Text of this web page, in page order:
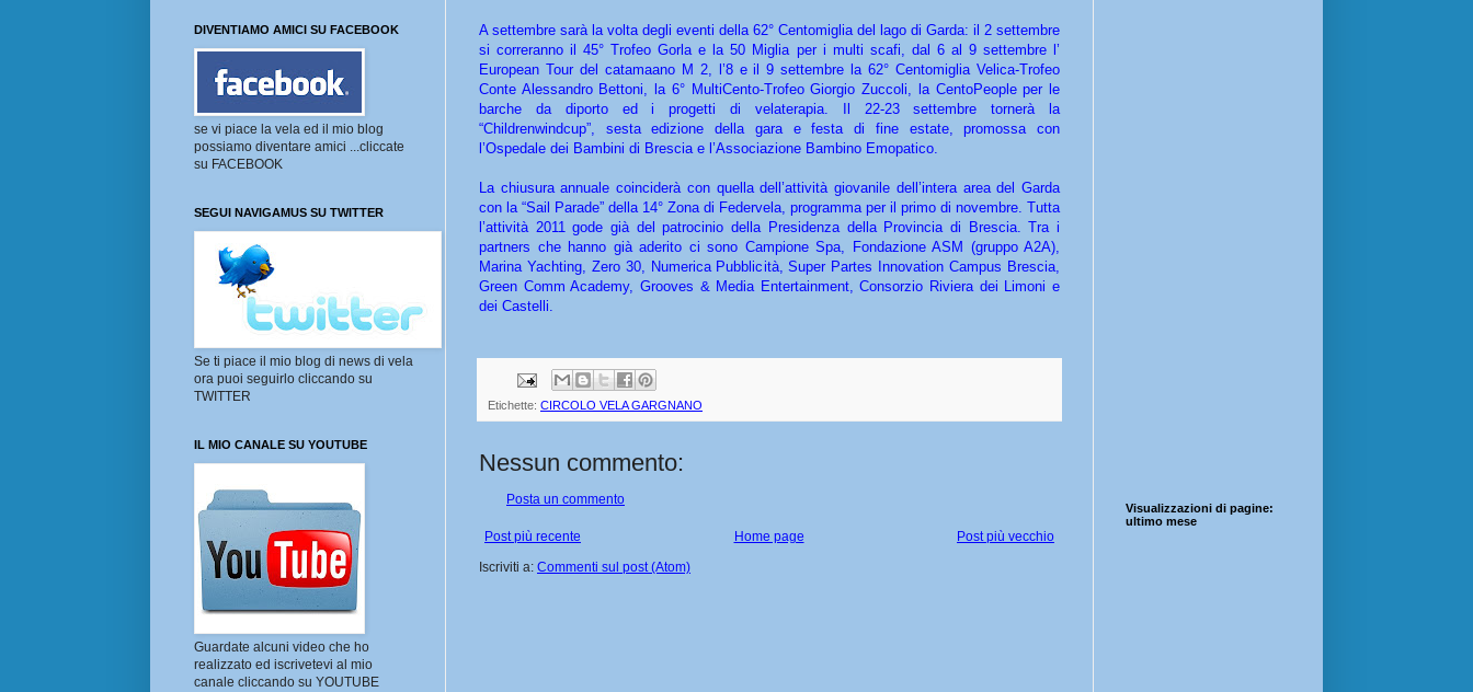
A settembre sarà la volta degli eventi della 62° Centomiglia del lago di Garda: il 2 settembre
si correranno il 45° Trofeo Gorla e la 50 Miglia per i multi scafi, dal 6 al 9 settembre l’
European Tour del catamaano M 2, l’8 e il 9 settembre la 62° Centomiglia Velica-Trofeo
Conte Alessandro Bettoni, la 6° MultiCento-Trofeo Giorgio Zuccoli, la CentoPeople per le
barche da diporto ed i progetti di velaterapia. Il 22-23 settembre tornerà la
“Childrenwindcup”, sesta edizione della gara e festa di fine estate, promossa con
l’Ospedale dei Bambini di Brescia e l’Associazione Bambino Emopatico.
La chiusura annuale coinciderà con quella dell’attività giovanile dell’intera area del Garda
con la “Sail Parade” della 14° Zona di Federvela, programma per il primo di novembre. Tutta
l’attività 2011 gode già del patrocinio della Presidenza della Provincia di Brescia. Tra i
partners che hanno già aderito ci sono Campione Spa, Fondazione ASM (gruppo A2A),
Marina Yachting, Zero 30, Numerica Pubblicità, Super Partes Innovation Campus Brescia,
Green Comm Academy, Grooves & Media Entertainment, Consorzio Riviera dei Limoni e
dei Castelli.
Etichette: CIRCOLO VELA GARGNANO
Nessun commento:
Posta un commento
Post più recente Post più vecchio
Home page
Iscriviti a: Commenti sul post (Atom)
DIVENTIAMO AMICI SU FACEBOOK
se vi piace la vela ed il mio blog
possiamo diventare amici ...cliccate
su FACEBOOK
SEGUI NAVIGAMUS SU TWITTER
Se ti piace il mio blog di news di vela
ora puoi seguirlo cliccando su
TWITTER
IL MIO CANALE SU YOUTUBE
Guardate alcuni video che ho
realizzato ed iscrivetevi al mio
canale cliccando su YOUTUBE
Visualizzazioni di pagine:
ultimo mese